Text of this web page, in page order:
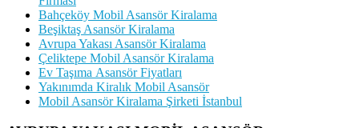
Bahçeköy Mobil Asansör Kiralama
Beşiktaş Asansör Kiralama
Avrupa Yakası Asansör Kiralama
Çeliktepe Mobil Asansör Kiralama
Ev Taşıma Asansör Fiyatları
Yakınımda Kiralık Mobil Asansör
Mobil Asansör Kiralama Şirketi İstanbul